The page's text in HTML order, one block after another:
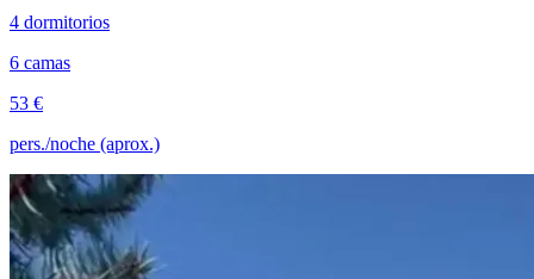
4 dormitorios
6 camas
53 €
pers./noche (aprox.)